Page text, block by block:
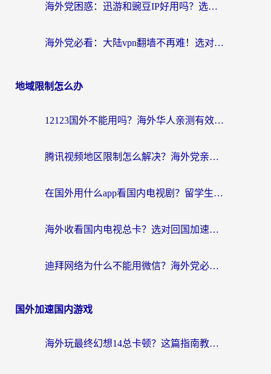
海外党困惑：迅游和豌豆IP好用吗？选对回国加速器，刷剧游戏再也不卡
海外党必看：大陆vpn翻墙不再难！选对加速器，无缝刷国内资源
地域限制怎么办
12123国外不能用吗？海外华人亲测有效的回国加速方案来了
腾讯视频地区限制怎么解决？海外党亲测有效的回国加速器选择指南
在国外用什么app看国内电视剧？留学生亲测有效的回国加速方案
海外收看国内电视总卡？选对回国加速器，让你流畅追《狂飙》《长相思》
迪拜网络为什么不能用微信？海外党必看的回国加速解决方案
国外加速国内游戏
海外玩最终幻想14总卡顿？这篇指南教你选对加速器（附非洲美国玩家实测）